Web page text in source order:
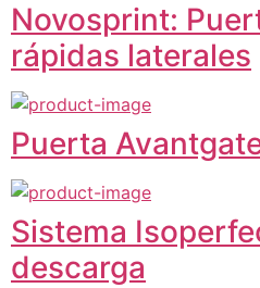
Novosprint:
rápidas laterales
Puerta
Sistema
descarga